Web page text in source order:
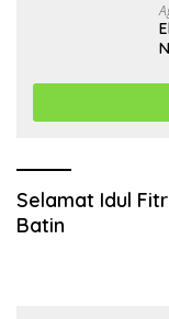
Selamat Idul
Batin